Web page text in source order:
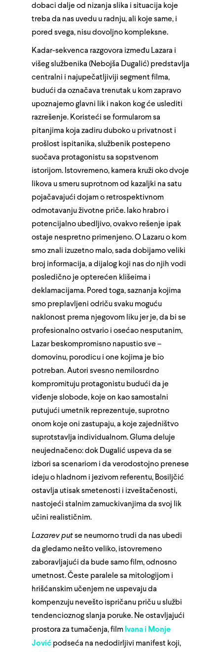
dobaci dalje od nizanja slika i situacija koje
treba da nas uvedu u radnju, ali koje same, i
pored svega, nisu dovoljno kompleksne.
Kadar-sekvenca razgovora između Lazara i
višeg službenika (Nebojša Dugalić) predstavlja
centralni i najupečatljiviji segment filma,
budući da označava trenutak u kom zapravo
upoznajemo glavni lik i nakon kog će uslediti
razrešenje. Koristeći se formularom sa
pitanjima koja zadiru duboko u privatnost i
prošlost ispitanika, službenik postepeno
suočava protagonistu sa sopstvenom
istorijom. Istovremeno, kamera kruži oko dvoje
likova u smeru suprotnom od kazaljki na satu
pojačavajući dojam o retrospektivnom
odmotavanju životne priče. Iako hrabro i
potencijalno ubedljivo, ovakvo rešenje ipak
ostaje nespretno primenjeno. O Lazaru o kom
smo znali izuzetno malo, sada dobijamo veliki
broj informacija, a dijalog koji nas do njih vodi
posledično je opterećen klišeima i
deklamacijama. Pored toga, saznanja kojima
smo preplavljeni odriču svaku moguću
naklonost prema njegovom liku jer je, da bi se
profesionalno ostvario i osećao nesputanim,
Lazar beskompromisno napustio sve –
domovinu, porodicu i one kojima je bio
potreban. Autori svesno nemilosrdno
kompromituju protagonistu budući da je
viđenje slobode, koje on kao samostalni
putujući umetnik reprezentuje, suprotno
onom koje oni zastupaju, a koje zajedništvo
suprotstavlja individualnom. Gluma deluje
neujednačeno: dok Dugalić uspeva da se
izbori sa scenariom i da verodostojno prenese
ideju o hladnom i jezivom referentu, Bosiljčić
ostavlja utisak smetenosti i izveštačenosti,
nastojeći stalnim zamuckivanjima da svoj lik
učini realističnim.
Lazarev putse neumorno trudi da nas ubedi
da gledamo nešto veliko, istovremeno
zaboravljajući da bude samo film, odnosno
umetnost. Česte paralele sa mitologijom i
hrišćanskim učenjem ne uspevaju da
kompenzuju nevešto ispričanu priču u službi
tendencioznog slanja poruke. Ne ostavljajući
prostora za tumačenja, film Ivana i Monje
Jović podseća na nedodirljivi manifest koji,